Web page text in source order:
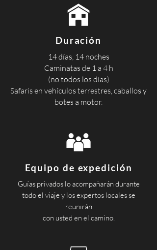
Duración
14 días, 14 noches
Caminatas de 1 a 4 h
(no todos los días)
Safaris en vehículos terrestres, caballos y
botes a motor.
Equipo de expedición
Guías privados lo acompañarán durante
todo el viaje y los expertos locales se
reunirán
con usted en el camino.